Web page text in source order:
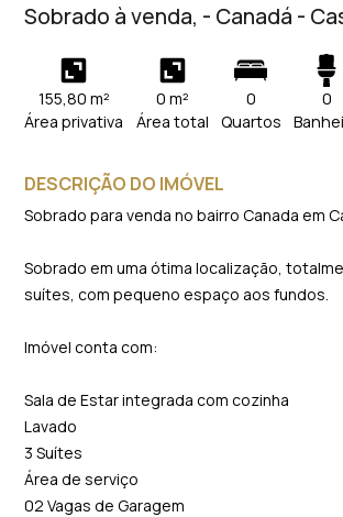
Sobrado à venda, - Canadá -
155,80 m²
Área privativa
0 m²
Área total
0
Quartos
0
DESCRIÇÃO DO IMÓVEL
Sobrado para venda no bairro Canada em
Sobrado em uma ótima localização,
suítes, com pequeno espaço aos fundos.
Imóvel conta com:
Sala de Estar integrada com cozinha
Lavado
3 Suítes
Área de serviço
02 Vagas de Garagem